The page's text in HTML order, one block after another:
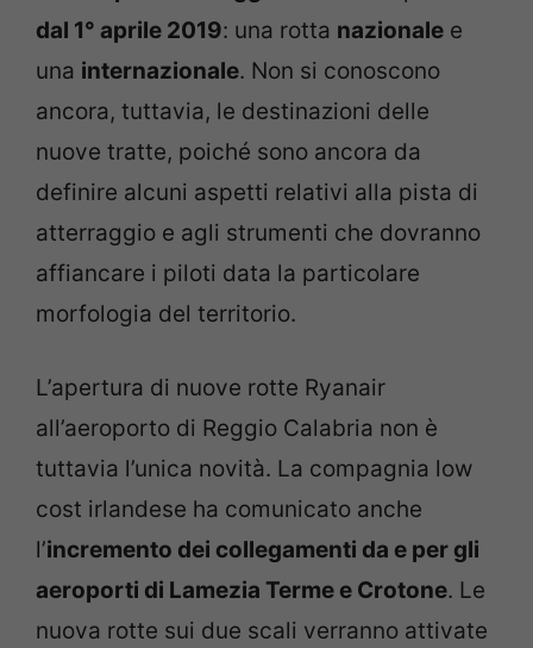
dal 1° aprile 2019: una rotta nazionale e
una internazionale. Non si conoscono
ancora, tuttavia, le destinazioni delle
nuove tratte, poiché sono ancora da
definire alcuni aspetti relativi alla pista di
atterraggio e agli strumenti che dovranno
affiancare i piloti data la particolare
morfologia del territorio.
L’apertura di nuove rotte Ryanair
all’aeroporto di Reggio Calabria non è
tuttavia l’unica novità. La compagnia low
cost irlandese ha comunicato anche
l’incremento dei collegamenti da e per gli
aeroporti di Lamezia Terme e Crotone. Le
nuova rotte sui due scali verranno attivate